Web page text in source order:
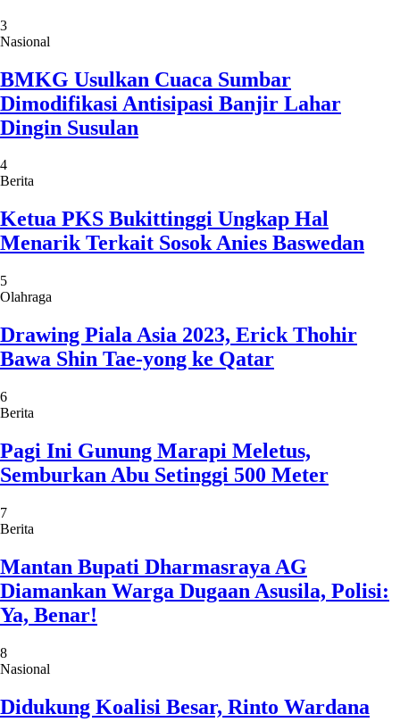
3
Nasional
BMKG Usulkan Cuaca Sumbar
Dimodifikasi Antisipasi Banjir Lahar
Dingin Susulan
4
Berita
Ketua PKS Bukittinggi Ungkap Hal
Menarik Terkait Sosok Anies Baswedan
5
Olahraga
Drawing Piala Asia 2023, Erick Thohir
Bawa Shin Tae-yong ke Qatar
6
Berita
Pagi Ini Gunung Marapi Meletus,
Semburkan Abu Setinggi 500 Meter
7
Berita
Mantan Bupati Dharmasraya AG
Diamankan Warga Dugaan Asusila, Polisi:
Ya, Benar!
8
Nasional
Didukung Koalisi Besar, Rinto Wardana